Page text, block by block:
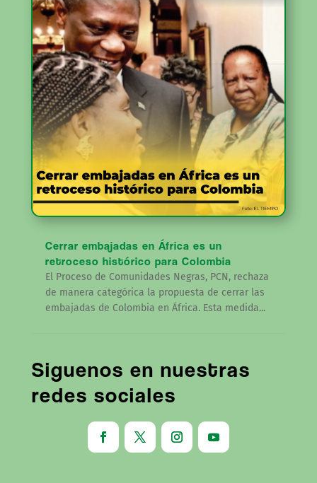
Cerrar embajadas en África es un
retroceso histórico para Colombia
El Proceso de Comunidades Negras, PCN, rechaza
de manera categórica la propuesta de cerrar las
embajadas de Colombia en África. Esta medida...
Siguenos en nuestras
redes sociales